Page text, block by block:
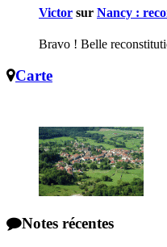
Victor sur Nancy :
Bravo ! Belle
Carte
Notes récentes